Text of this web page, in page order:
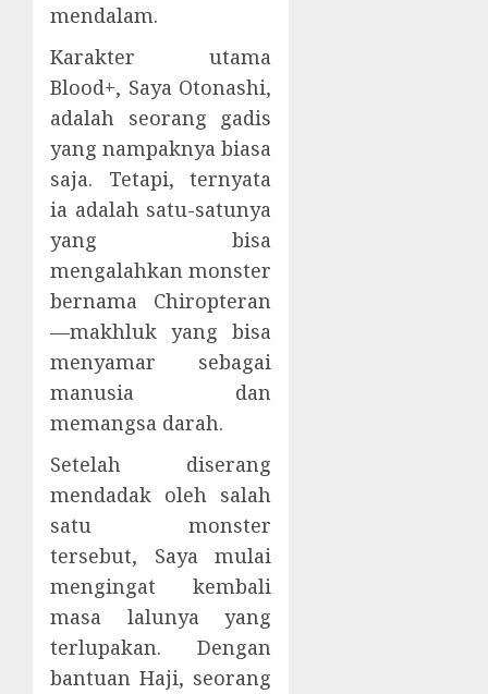
mendalam.
Karakter utama
Blood+, Saya Otonashi,
adalah seorang gadis
yang nampaknya biasa
saja. Tetapi, ternyata
ia adalah satu-satunya
yang bisa
mengalahkan monster
bernama Chiropteran
—makhluk yang bisa
menyamar sebagai
manusia dan
memangsa darah.
Setelah diserang
mendadak oleh salah
satu monster
tersebut, Saya mulai
mengingat kembali
masa lalunya yang
terlupakan. Dengan
bantuan Haji, seorang